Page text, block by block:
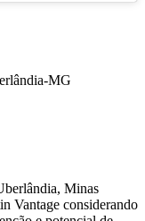
MG
Minas
Vantage considerando